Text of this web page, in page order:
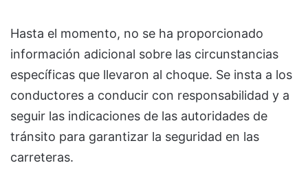
Hasta el momento, no se ha proporcionado
información adicional sobre las circunstancias
específicas que llevaron al choque. Se insta a los
conductores a conducir con responsabilidad y a
seguir las indicaciones de las autoridades de
tránsito para garantizar la seguridad en las
carreteras.